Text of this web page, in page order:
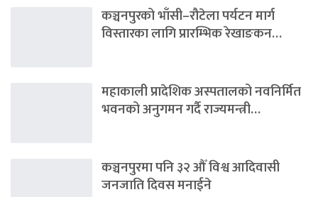
कञ्चनपुरको भाँसी–रौटेला पर्यटन मार्ग
विस्तारका लागि प्रारम्भिक रेखाङकन…
महाकाली प्रादेशिक अस्पतालको नवनिर्मित
भवनको अनुगमन गर्दै राज्यमन्त्री…
कञ्चनपुरमा पनि ३२ औँ विश्व आदिवासी
जनजाति दिवस मनाईने